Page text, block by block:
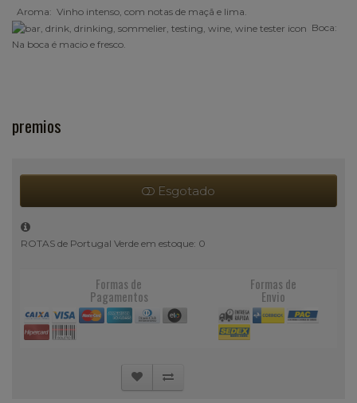
Aroma: Vinho intenso, com notas de maçã e lima.
Boca:
Na boca é macio e fresco.
premios
Esgotado
ROTAS de Portugal Verde em estoque: 0
Formas de
Pagamentos
Formas de
Envio